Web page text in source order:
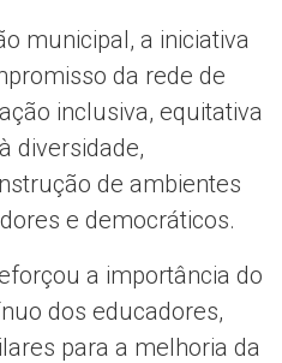
municipal, a iniciativa
da rede de
inclusiva, equitativa
diversidade,
de ambientes
e democráticos.
a importância do
dos educadores,
para a melhoria da